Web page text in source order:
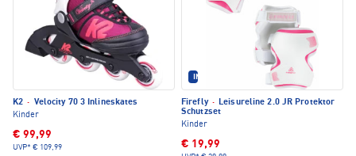
K2 · Velocity 70 3 Inlineskates
Kinder
€ 99,99
UVP* € 109,99
IM SET ERHÄLTLICH
Firefly ·
Leisureline 2.0 JR Protektor
Schutzset
Kinder
€ 19,99